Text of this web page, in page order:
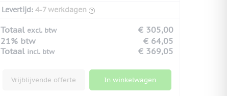
Levertijd: 4-7 werkdagen
Totaal excl. btw
€ 305,00
21% btw
€ 64,05
Totaal incl. btw € 369,05
Vrijblijvende offerte In winkelwagen